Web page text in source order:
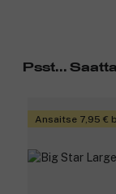
Psst...
Ansaitse 7,95 €